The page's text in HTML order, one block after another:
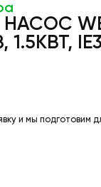
и мы подготовим